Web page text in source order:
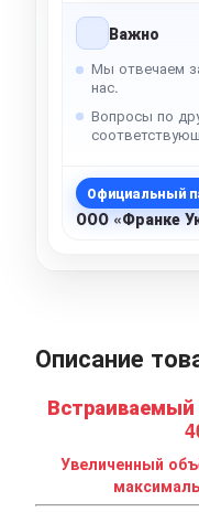
Важно
Мы отвечаем
нас.
Вопросы по
Официальный
ООО «Франке
Описание
Встраиваемый
Увеличенный